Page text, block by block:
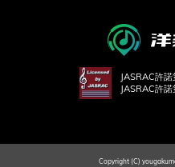
JASRAC許
JASRAC許
Copyright (C)